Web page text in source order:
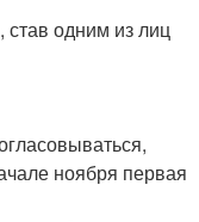
одним из лиц
ноября первая